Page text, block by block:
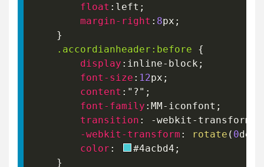
float : left ;
margin-right : 8px ;
}
.accordianheader :before
{
display : inline-block ;
font-size : 12px ;
content : "?" ;
font-family : MM-iconfont ;
transition : -webkit-transform
-webkit-transform : rotate ( 0deg
color : #4acbd4 ;
}